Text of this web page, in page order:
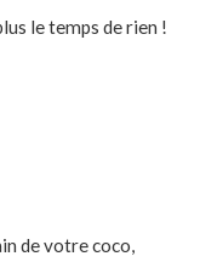
le temps de rien !
de votre coco,